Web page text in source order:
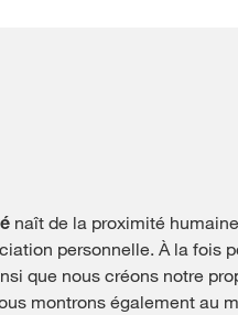
naît de la proximité
personnelle. À la fois
que nous créons notre
montrons également au